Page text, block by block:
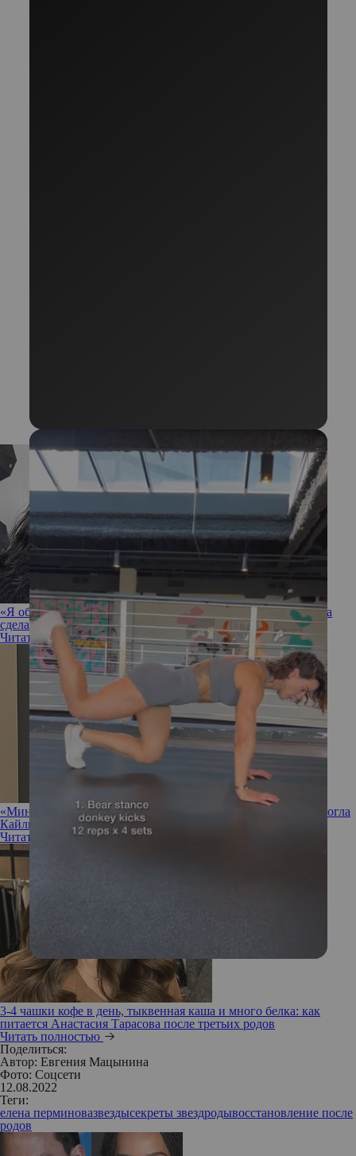
«Я обожаю проверять себя, а это вызов!»: что Адриана Лима
сделает сразу после родов
Читать полностью
«Минус 27кг, это мой рекорд»: послеродовая депрессия помогла
Кайли Дженнер восстановить форму после родов
Читать полностью
3-4 чашки кофе в день, тыквенная каша и много белка: как
питается Анастасия Тарасова после третьих родов
Читать полностью
Поделиться:
Автор: Евгения Мацынина
Фото: Соцсети
12.08.2022
Теги:
елена перминовазвездысекреты звездродывосстановление после
родов